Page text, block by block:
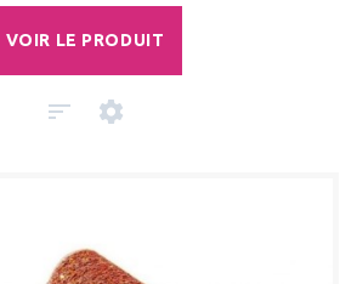
VOIR LE PRODUIT